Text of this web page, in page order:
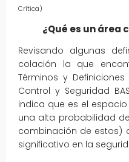
Crítica)
¿Qué es un área
Revisando algunas
colación la que
Términos y
Control y Seguridad
indica que es el
una alta probabilidad
combinación de estos)
significativo en la